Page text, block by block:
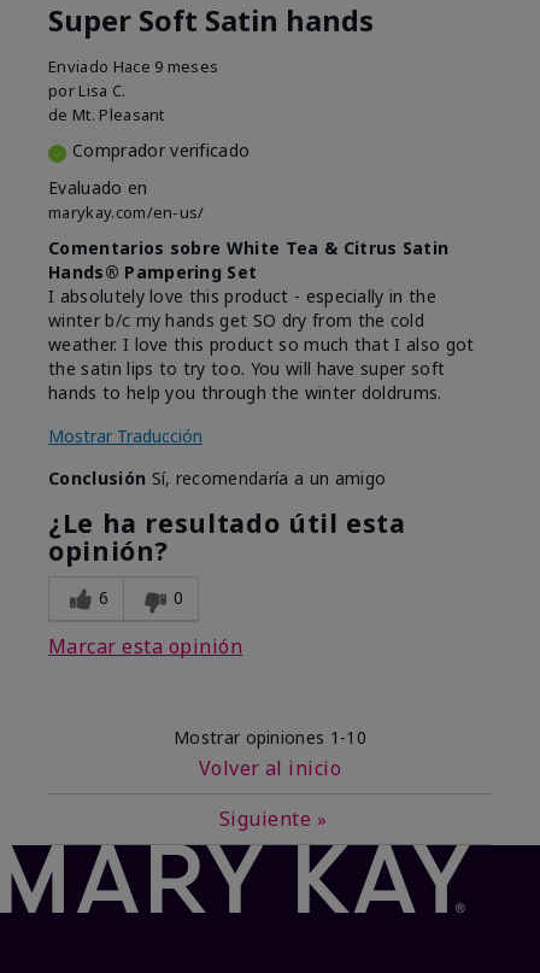
Super Soft Satin hands
Enviado Hace 9 meses
por Lisa C.
de Mt. Pleasant
Comprador verificado
Evaluado en
marykay.com/en-us/
Comentarios sobre White Tea & Citrus Satin
Hands® Pampering Set
I absolutely love this product - especially in the
winter b/c my hands get SO dry from the cold
weather. I love this product so much that I also got
the satin lips to try too. You will have super soft
hands to help you through the winter doldrums.
Mostrar Traducción
Conclusión Sí, recomendaría a un amigo
¿Le ha resultado útil esta
opinión?
6 0
Marcar esta opinión
Mostrar opiniones 1-10
Volver al inicio
Siguiente »